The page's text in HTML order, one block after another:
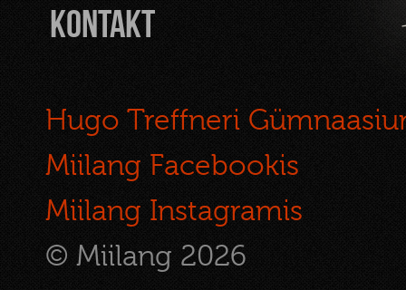
Kontakt
Hugo Treffneri
Miilang Facebookis
Miilang Instagramis
© Miilang 2026